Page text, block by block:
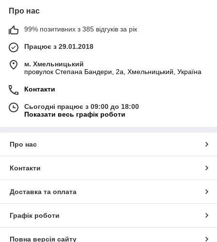
Про нас
99% позитивних з 385 відгуків за рік
Працює з 29.01.2018
м. Хмельницький
провулок Степана Бандери, 2a, Хмельницький, Україна
Контакти
Сьогодні працює з 09:00 до 18:00
Показати весь графік роботи
Про нас
Контакти
Доставка та оплата
Графік роботи
Повна версія сайту